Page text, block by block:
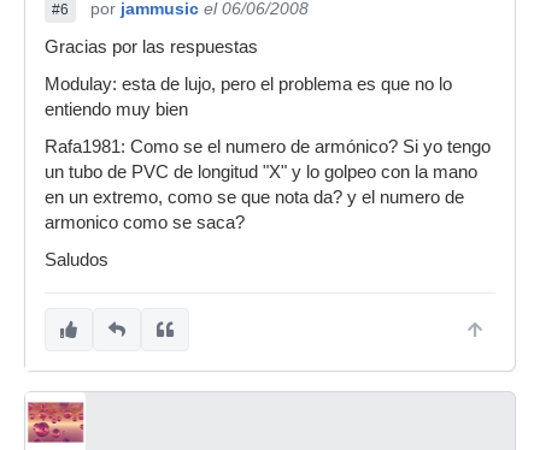
#6 por jammusic el 06/06/2008
Gracias por las respuestas
Modulay: esta de lujo, pero el problema es que no lo
entiendo muy bien
Rafa1981: Como se el numero de armónico? Si yo tengo
un tubo de PVC de longitud "X" y lo golpeo con la mano
en un extremo, como se que nota da? y el numero de
armonico como se saca?
Saludos